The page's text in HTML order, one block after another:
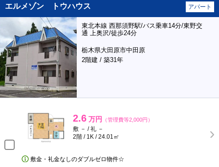
エルメゾン トウハウス アパート
東北本線 西那須野駅/バス乗車14分/東野交
通 上奥沢/徒歩24分
栃木県大田原市中田原
2階建 / 築31年
2.6 万円 （管理費等2,000円）
敷 － / 礼 －
2階 / 1K / 24.01㎡
敷金・礼金なしのダブルゼロ物件☆